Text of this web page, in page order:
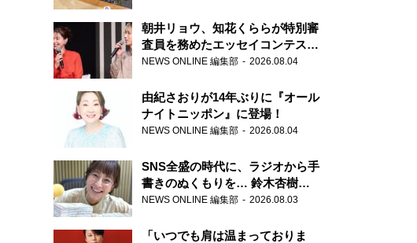
朝井リョウ、知花くららが特別審
査員を務めたエッセイコンテスト
の特別番組「#いまあなたに伝え
NEWS ONLINE 編集部 2026.08.04
由紀さおりが14年ぶりに『オール
ナイトニッポン』に登場！
NEWS ONLINE 編集部 2026.08.04
SNS全盛の時代に、ラジオから手
書きのぬくもりを… 鈴木杏樹の
直筆はがきが届く！
郵便局
NEWS ONLINE 編集部 2026.08.03
「いつでも肩は温まっておりま